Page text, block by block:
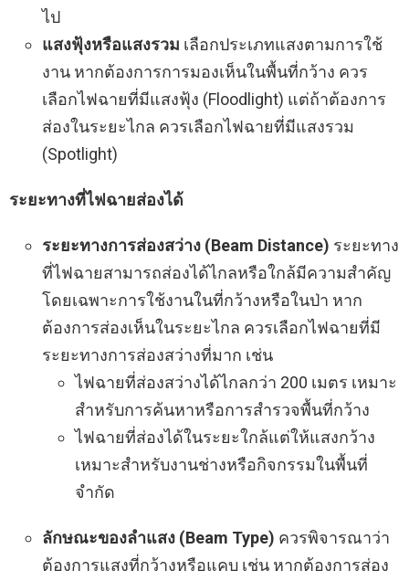
ไป
แสงฟุ้งหรือแสงรวม เลือกประเภทแสงตามการใช้
งาน หากต้องการการมองเห็นในพื้นที่กว้าง ควร
เลือกไฟฉายที่มีแสงฟุ้ง (Floodlight) แต่ถ้าต้องการ
ส่องในระยะไกล ควรเลือกไฟฉายที่มีแสงรวม
(Spotlight)
ระยะทางที่ไฟฉายส่องได้
ระยะทางการส่องสว่าง (Beam Distance) ระยะทาง
ที่ไฟฉายสามารถส่องได้ไกลหรือใกล้มีความสำคัญ
โดยเฉพาะการใช้งานในที่กว้างหรือในป่า หาก
ต้องการส่องเห็นในระยะไกล ควรเลือกไฟฉายที่มี
ระยะทางการส่องสว่างที่มาก เช่น
ไฟฉายที่ส่องสว่างได้ไกลกว่า 200 เมตร เหมาะ
สำหรับการค้นหาหรือการสำรวจพื้นที่กว้าง
ไฟฉายที่ส่องได้ในระยะใกล้แต่ให้แสงกว้าง
เหมาะสำหรับงานช่างหรือกิจกรรมในพื้นที่
จำกัด
ลักษณะของลำแสง (Beam Type) ควรพิจารณาว่า
ต้องการแสงที่กว้างหรือแคบ เช่น หากต้องการส่อง